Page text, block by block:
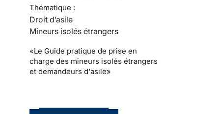
Thématique :
Droit d’asile
Mineurs isolés étrangers
«Le Guide pratique de prise en
charge des mineurs isolés étrangers
et demandeurs d'asile»